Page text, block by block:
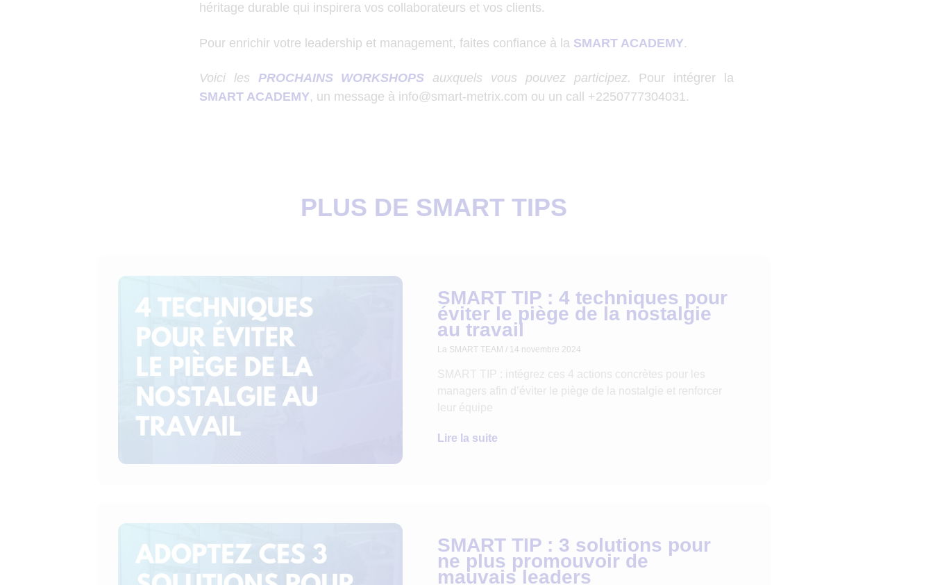
héritage durable qui inspirera vos collaborateurs et vos clients.
Pour enrichir votre leadership et management, faites confiance à la SMART ACADEMY.
Voici les PROCHAINS WORKSHOPS auxquels vous pouvez participez.
Pour intégrer la
SMART ACADEMY, un message à info@smart-metrix.com ou un call +2250777304031.
PLUS DE SMART TIPS
SMART TIP : 4 techniques pour
éviter le piège de la nostalgie
au travail
La SMART TEAM 14 novembre 2024
SMART TIP : intégrez ces 4 actions concrètes pour les
managers afin d’éviter le piège de la nostalgie et renforcer
leur équipe
Lire la suite
SMART TIP : 3 solutions pour
ne plus promouvoir de
mauvais leaders